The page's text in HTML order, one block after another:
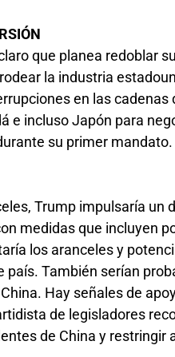
que planea redoblar
la industria
en las
e incluso Japón para
su primer mandato.
Trump impulsaría
medidas que incluyen
los aranceles y
país. También serían
Hay señales de
de legisladores
de China y restringir